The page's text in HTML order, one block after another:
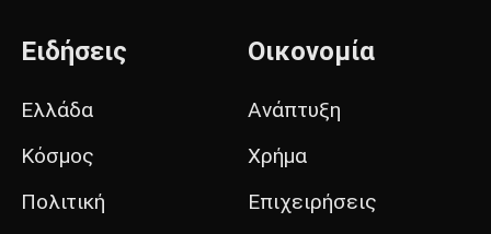
Ειδήσεις
Ελλάδα
Κόσμος
Πολιτική
Οικονομία
Ανάπτυξη
Χρήμα
Επιχειρήσεις